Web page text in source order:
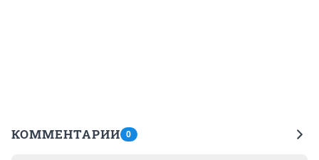
КОММЕНТАРИИ 0